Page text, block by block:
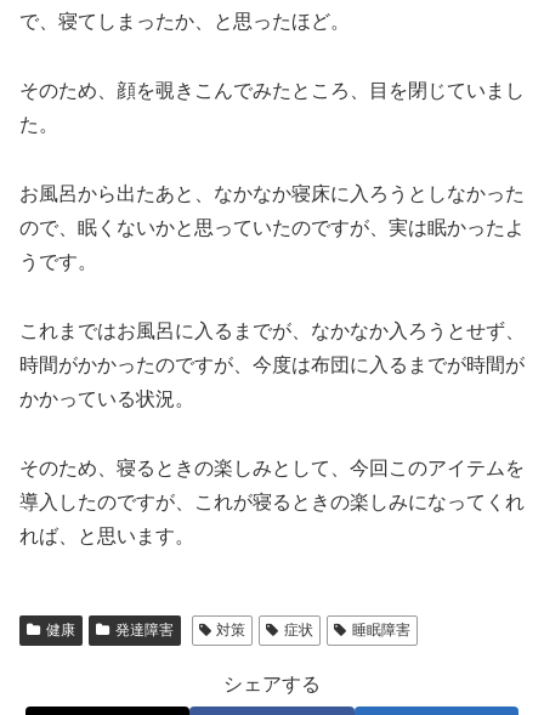
で、寝てしまったか、と思ったほど。
そのため、顔を覗きこんでみたところ、目を閉じていまし
た。
お風呂から出たあと、なかなか寝床に入ろうとしなかった
ので、眠くないかと思っていたのですが、実は眠かったよ
うです。
これまではお風呂に入るまでが、なかなか入ろうとせず、
時間がかかったのですが、今度は布団に入るまでが時間が
かかっている状況。
そのため、寝るときの楽しみとして、今回このアイテムを
導入したのですが、これが寝るときの楽しみになってくれ
れば、と思います。
健康 発達障害 対策 症状 睡眠障害
シェアする